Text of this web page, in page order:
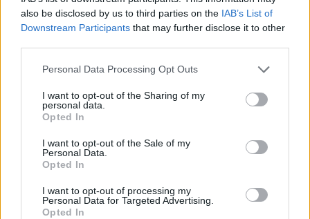
also be disclosed by us to third parties on the IAB’s List of
Downstream Participants that may further disclose it to other
Personal Data Processing Opt Outs
I want to opt-out of the Sharing of my
personal data.
Opted In
I want to opt-out of the Sale of my
Personal Data.
Opted In
I want to opt-out of processing my
Personal Data for Targeted Advertising.
Opted In
MOD-Ara
MOD-Ara
Edelweiss-dalen feedbacktråd
Svar:
6 27 Juli 2023
halloween monsterjagt feedbacktråd
Vild med dyr feedbacktråd
MOD-Ara
Vinderslag feedbacktråd
MOD-Ara
Svar:
0